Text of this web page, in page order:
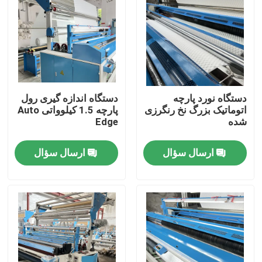
تور کارخانه
کنترل کیفیت
با ما تماس بگیرید
اخبار
دستگاه برش کادوی
دستگاه آویز نساجی
دستگاه نورد پارچه
اتوماتیک بزرگ نخ رنگرزی
شده
ارسال سؤال
دستگاه اندازه گیری رول
پارچه 1.5 کیلوواتی Auto
Edge
ارسال سؤال